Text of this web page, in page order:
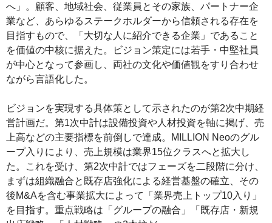
へ」。顧客、地域社会、従業員とその家族、パートナー企
業など、あらゆるステークホルダーから信頼される存在を
目指すもので、「大切な人に紹介できる企業」であること
を価値の中核に据えた。ビジョン策定には若手・中堅社員
が中心となって参画し、両社の文化や価値観をすり合わせ
ながら言語化した。
ビジョンを実現する具体策として示されたのが第2次中期経
営計画だ。第1次中計は設備投資や人材投資を軸に掲げ、売
上高などの主要指標を前倒しで達成。MILLION Neoのグル
ープ入りにより、売上規模は業界15位クラスへと拡大し
た。これを受け、第2次中計ではフェーズを二段階に分け、
まずは組織融合と既存店強化による経営基盤の確立、その
後M&Aを含む事業拡大によって「業界売上トップ10入り」
を目指す。重点戦略は「グループの融合」「既存店・新規